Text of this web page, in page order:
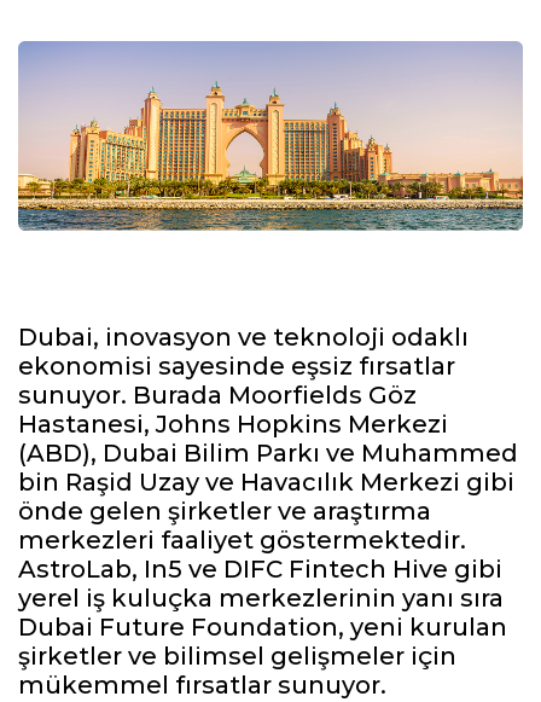
Dubai, inovasyon ve teknoloji odaklı
ekonomisi sayesinde eşsiz fırsatlar
sunuyor. Burada Moorfields Göz
Hastanesi, Johns Hopkins Merkezi
(ABD), Dubai Bilim Parkı ve Muhammed
bin Raşid Uzay ve Havacılık Merkezi gibi
önde gelen şirketler ve araştırma
merkezleri faaliyet göstermektedir.
AstroLab, In5 ve DIFC Fintech Hive gibi
yerel iş kuluçka merkezlerinin yanı sıra
Dubai Future Foundation, yeni kurulan
şirketler ve bilimsel gelişmeler için
mükemmel fırsatlar sunuyor.